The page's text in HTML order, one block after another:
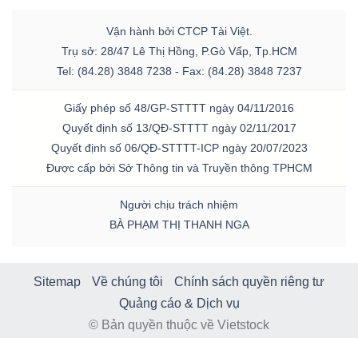
Vận hành bởi CTCP Tài Việt.
Trụ sở: 28/47 Lê Thị Hồng, P.Gò Vấp, Tp.HCM
Tel: (84.28) 3848 7238 - Fax: (84.28) 3848 7237
Giấy phép số 48/GP-STTTT ngày 04/11/2016
Quyết định số 13/QĐ-STTTT ngày 02/11/2017
Quyết định số 06/QĐ-STTTT-ICP ngày 20/07/2023
Được cấp bởi Sở Thông tin và Truyền thông TPHCM
Người chịu trách nhiệm
BÀ PHẠM THỊ THANH NGA
Sitemap Về chúng tôi
Chính sách quyền riêng tư
Quảng cáo & Dịch vụ
© Bản quyền thuộc về Vietstock